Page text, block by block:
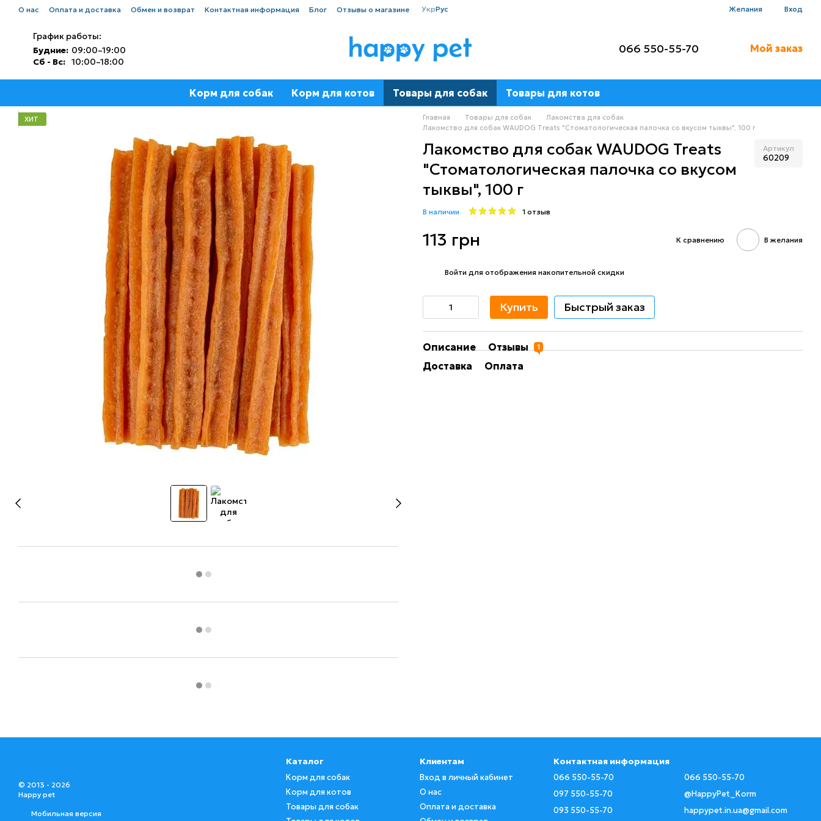
Перейти к основному контенту
О нас Оплата и доставка Обмен и возврат Контактная информация Блог Отзывы о магазине УкрРус Желания Вход
График работы:
Будние: 09:00–19:00
Сб - Вс: 10:00–18:00
066 550-55-70 Мой заказ
Корм для собак Корм для котов Товары для собак Товары для котов
ХИТ Главная Товары для собак
Лакомства для собак
Лакомство для собак WAUDOG Treats "Стоматологическая палочка со вкусом тыквы", 100 г
Лакомство для собак WAUDOG Treats
"Стоматологическая палочка со вкусом
тыквы", 100 г
Артикул
60209
В наличии 1 отзыв
113 грн К сравнению В желания
Войти для отображения накопительной скидки
Купить Быстрый заказ
Описание Отзывы 1
Доставка Оплата
© 2013 - 2026
Happy pet
Мобильная версия
Каталог
Корм для собак
Корм для котов
Товары для собак
Клиентам
Вход в личный кабинет
О нас
Оплата и доставка
Контактная информация
066 550-55-70
097 550-55-70
093 550-55-70
066 550-55-70
@HappyPet_Korm
happypet.in.ua@gmail.com